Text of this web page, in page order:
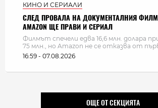
КИНО И СЕРИАЛИ
СЛЕД ПРОВАЛА НА ДОКУМЕНТАЛНИЯ
AMAZON ЩЕ ПРАВИ И СЕРИАЛ
Филмът спечели едва 16,6 млн. долара
75 млн., но Amazon не се отказва от
16:59 - 07.08.2026
ОЩЕ ОТ СЕКЦИЯТА